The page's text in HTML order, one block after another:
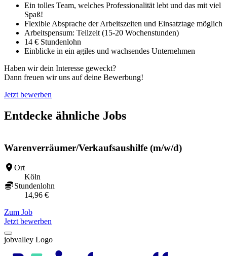
Ein tolles Team, welches Professionalität lebt und das mit viel
Spaß!
Flexible Absprache der Arbeitszeiten und Einsatztage möglich
Arbeitspensum: Teilzeit (15-20 Wochenstunden)
14 € Stundenlohn
Einblicke in ein agiles und wachsendes Unternehmen
Haben wir dein Interesse geweckt?
Dann freuen wir uns auf deine Bewerbung!
Jetzt bewerben
Entdecke ähnliche Jobs
Warenverräumer/Verkaufsaushilfe (m/w/d)
Ort
Köln
Stundenlohn
14,96 €
Zum Job
Jetzt bewerben
jobvalley Logo